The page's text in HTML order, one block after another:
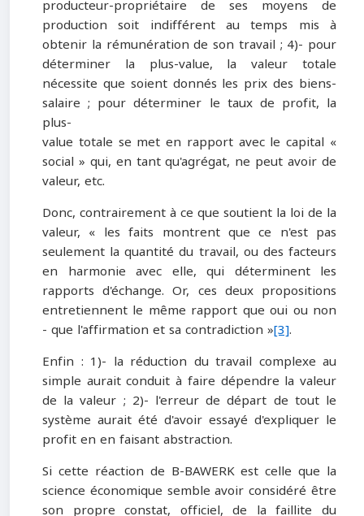
producteur-propriétaire de ses moyens de
production soit indifférent au temps mis à
obtenir la rémunération de son travail ; 4)- pour
déterminer la plus-value, la valeur totale
nécessite que soient donnés les prix des biens-
salaire ; pour déterminer le taux de profit, la
plus-
value totale se met en rapport avec le capital «
social » qui, en tant qu'agrégat, ne peut avoir de
valeur, etc.
Donc, contrairement à ce que soutient la loi de la
valeur, « les faits montrent que ce n'est pas
seulement la quantité du travail, ou des facteurs
en harmonie avec elle, qui déterminent les
rapports d'échange. Or, ces deux propositions
entretiennent le même rapport que oui ou non
- que l'affirmation et sa contradiction »[3].
Enfin : 1)- la réduction du travail complexe au
simple aurait conduit à faire dépendre la valeur
de la valeur ; 2)- l'erreur de départ de tout le
système aurait été d'avoir essayé d'expliquer le
profit en en faisant abstraction.
Si cette réaction de B-BAWERK est celle que la
science économique semble avoir considéré être
son propre constat, officiel, de la faillite du